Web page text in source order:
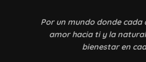
Por un mundo donde cada
amor hacia ti y la
bienestar en